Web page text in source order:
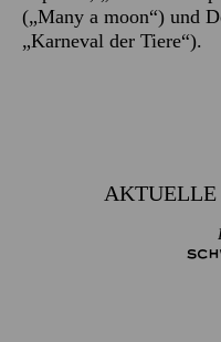
(„Many a moon“) und
„Karneval der Tiere“).
AKTUELLE